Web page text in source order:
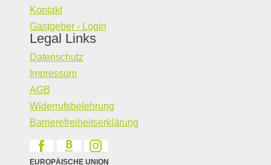
Kontakt
Gastgeber - Login
Legal Links
Datenschutz
Impressum
AGB
Widerrufsbelehrung
Barrierefreiheitserklärung
EUROPÄISCHE UNION